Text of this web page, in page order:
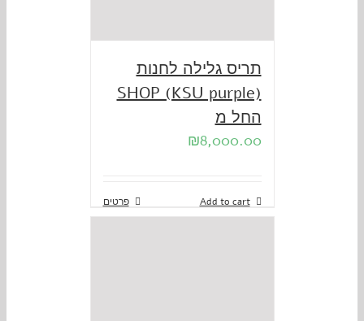
תריס גלילה לחנות
SHOP (KSU purple)
החל מ
₪8,000.00
Add to cart פרטים